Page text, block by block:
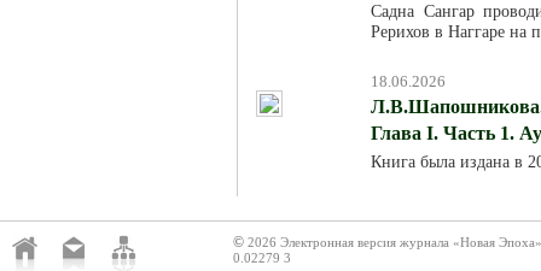
Садна Сангар
Рерихов в Наггаре на
18.06.2026
Л.В.Шапошникова.
Глава I. Часть 1.
Книга была издана в
© 2026 Электронная версия журнала «Новая Эпоха»
0.02279 3